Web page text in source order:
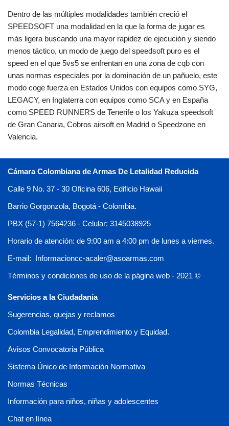
Dentro de las múltiples modalidades también creció el
SPEEDSOFT una modalidad en la que la forma de jugar es
más ligera buscando una mayor rapidez de ejecución y siendo
menos táctico, un modo de juego del speedsoft puro es el
speed en el que 5vs5 se enfrentan en una zona de cqb con
unas normas especiales por la dominación de un pañuelo, este
modo coge fuerza en Estados Unidos con equipos como SYG,
LEGACY, en Inglaterra con equipos como SCA y en España
como SPEED RUNNERS de Tenerife o los Yakuza speedsoft
de Gran Canaria, Cobros airsoft en Madrid o Speedzone en
Valencia.
Cámara Colombiana de Armas De Letalidad Reducida
Calle 9 No. 37 - 30 Oficina 606, Edificio Hawaii
Barrio Gorgonzola, Bogotá - Colombia.
PBX (57-1) 7564236 - Celular: 3145038925
Horario de atención: de 9:00 am a 4:00 pm de lunes a viernes.
E-mail: Informacioncc-acaler@asoarmas.com
Términos y condiciones de uso de la página web - 2021 ©
Servicios a la Ciudadanía
Sugerencias, quejas y reclamos
Colombia Legalidad, Emprendimiento y Equidad.
Avisos Convocatoria Pública
Sistema Único de Información Normativa
Normas Técnicas
Información para niños, niñas y adolescentes
Chat en línea